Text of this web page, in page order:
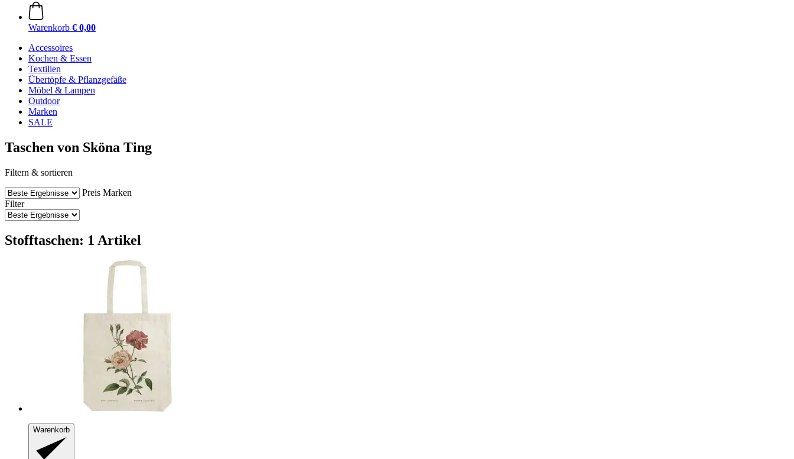
Warenkorb € 0,00
Accessoires
Kochen & Essen
Textilien
Übertöpfe & Pflanzgefäße
Möbel & Lampen
Outdoor
Marken
SALE
Taschen von Sköna Ting
Filtern & sortieren
Preis Marken
Filter
Stofftaschen: 1 Artikel
Warenkorb